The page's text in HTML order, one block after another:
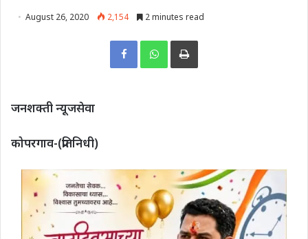
August 26, 2020 2,154 2 minutes read
Print
जनशक्ती न्यूजसेवा
कोपरगाव-(प्रतिनिधी)